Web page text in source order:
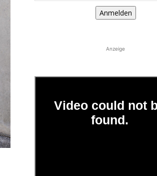
Anmelden
Anzeige